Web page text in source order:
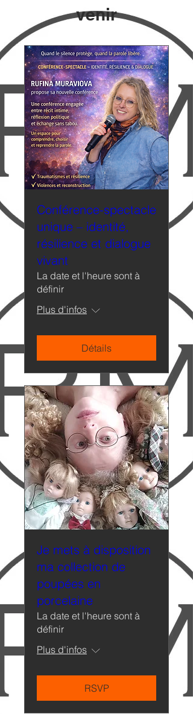
venir
Conférence-spectacle
unique – identité,
résilience et dialogue
vivant
La date et l'heure sont à
définir
Plus d'infos
Détails
Je mets à disposition
ma collection de
poupées en
porcelaine
La date et l'heure sont à
définir
Plus d'infos
RSVP